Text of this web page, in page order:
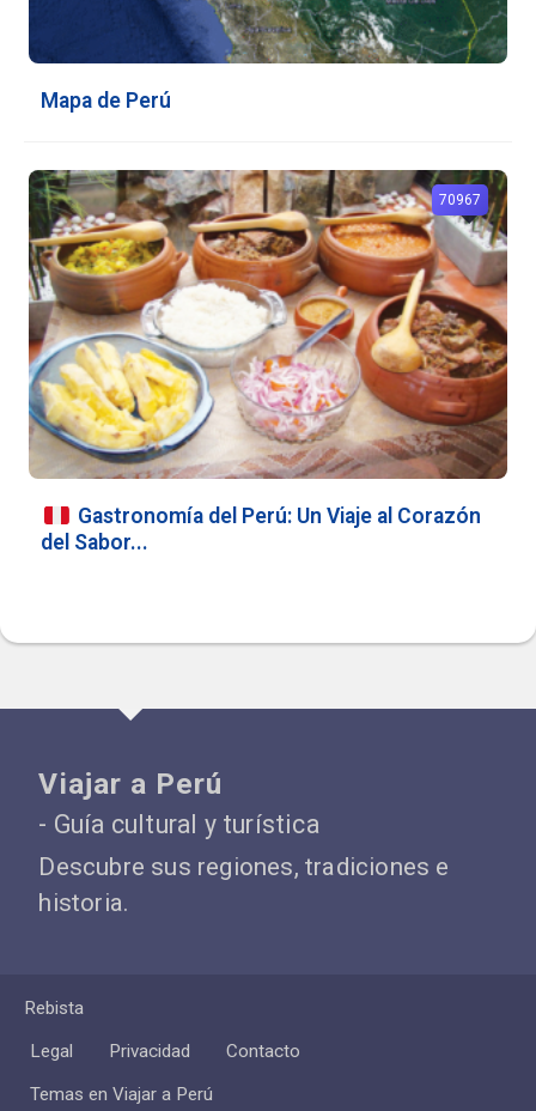
Mapa de Perú
Gastronomía del Perú: Un Viaje al Corazón
del Sabor...
70967
Viajar a Perú
- Guía cultural y turística
Descubre sus regiones, tradiciones e
historia.
Rebista
Legal
Privacidad
Contacto
Temas en Viajar a Perú